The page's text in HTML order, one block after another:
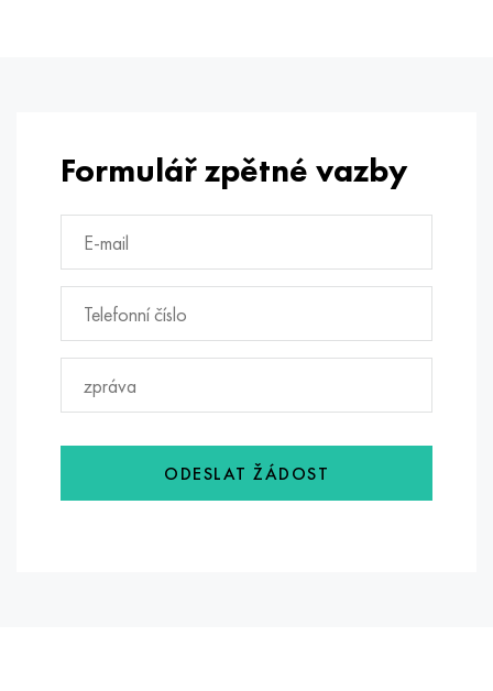
Formulář zpětné vazby
ODESLAT ŽÁDOST